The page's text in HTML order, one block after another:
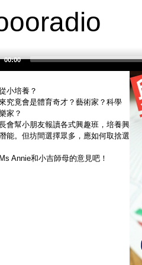
00:00
小培養？
究竟會是體育奇才？藝術家？科學
家？
會幫小朋友報讀各式興趣班，培養興
能。但坊間選擇眾多，應如何取捨選
Annie和小吉師母的意見吧！